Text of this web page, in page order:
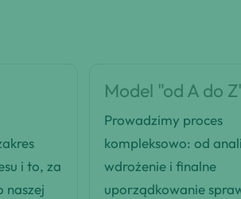
i to, za
naszej
Model "od A do
Prowadzimy proces
kompleksowo: od
wdrożenie i finalne
uporządkowanie